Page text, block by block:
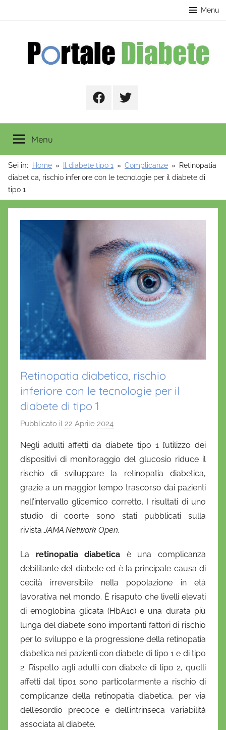
Menu
FacebookTwitter
Menu
Sei in: Home Il diabete tipo 1 Complicanze
Retinopatia
diabetica, rischio inferiore con le tecnologie per il diabete di
tipo 1
Retinopatia diabetica, rischio
inferiore con le tecnologie per il
diabete di tipo 1
Pubblicato il 22 Aprile 2024
D
a
n
i
e
l
a
'
O
n
o
f
Negli adulti affetti da diabete tipo 1 l’utilizzo dei
dispositivi di monitoraggio del glucosio riduce il
rischio di sviluppare la retinopatia diabetica,
grazie a un maggior tempo trascorso dai pazienti
nell’intervallo glicemico corretto. I risultati di uno
studio di coorte sono stati pubblicati sulla
rivistaJAMA Network Open.
La retinopatia diabetica è una complicanza
debilitante del diabete ed è la principale causa di
cecità irreversibile nella popolazione in età
lavorativa nel mondo. È risaputo che livelli elevati
di emoglobina glicata (HbA1c) e una durata più
lunga del diabete sono importanti fattori di rischio
per lo sviluppo e la progressione della retinopatia
diabetica nei pazienti con diabete di tipo 1 e di tipo
2. Rispetto agli adulti con diabete di tipo 2, quelli
affetti dal tipo1 sono particolarmente a rischio di
complicanze della retinopatia diabetica, per via
dell’esordio precoce e dell’intrinseca variabilità
associata al diabete.